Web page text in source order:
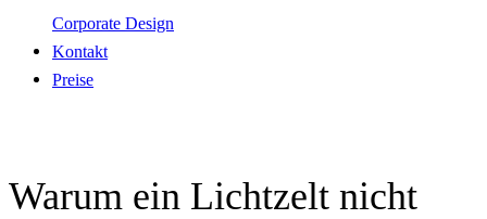
Corporate Design
Kontakt
Preise
Warum ein Lichtzelt nicht